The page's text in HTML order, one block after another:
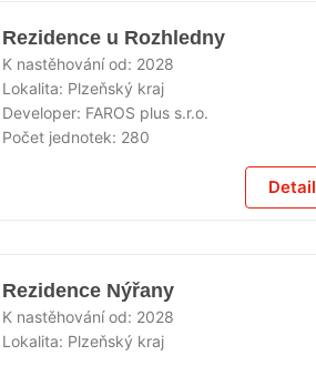
Rezidence u Rozhledny
K nastěhování od: 2028
Lokalita: Plzeňský kraj
Developer: FAROS plus s.r.o.
Počet jednotek: 280
Detail
Rezidence Nýřany
K nastěhování od: 2028
Lokalita: Plzeňský kraj